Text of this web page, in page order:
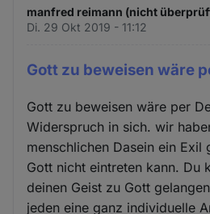
manfred reimann (nicht
Di. 29 Okt 2019 - 11:12
Gott zu beweisen wäre
Gott zu beweisen wäre per
Widerspruch in sich. wir
menschlichen Dasein ein Exil
Gott nicht eintreten kann. Du
deinen Geist zu Gott
jeden eine ganz individuelle